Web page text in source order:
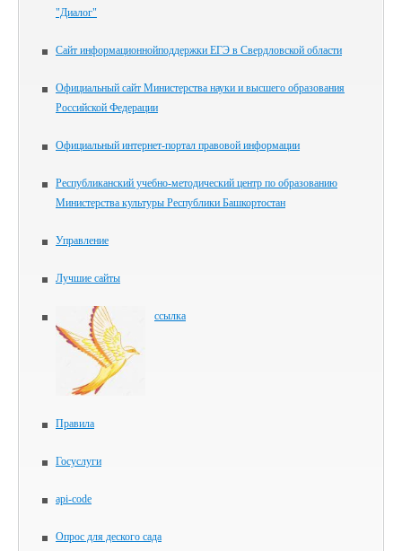
"Диалог"
Сайт информационнойподдержки ЕГЭ в Свердловской области
Официальный сайт Министерства науки и высшего образования
Российской Федерации
Официальный интернет-портал правовой информации
Республиканский учебно-методический центр по образованию
Министерства культуры Республики Башкортостан
Управление
Лучшие сайты
ссылка
Правила
Госуслуги
api-code
Опрос для деского сада